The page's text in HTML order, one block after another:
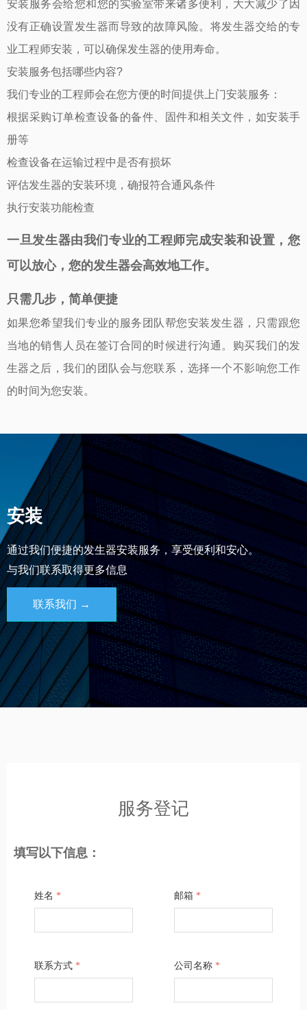
安装服务会给您和您的实验室带来诸多便利，大大减少了因
没有正确设置发生器而导致的故障风险。将发生器交给的专
业工程师安装，可以确保发生器的使用寿命。
安装服务包括哪些内容?
我们专业的工程师会在您方便的时间提供上门安装服务：
根据采购订单检查设备的备件、固件和相关文件，如安装手
册等
检查设备在运输过程中是否有损坏
评估发生器的安装环境，确报符合通风条件
执行安装功能检查
一旦发生器由我们专业的工程师完成安装和设置，您
可以放心，您的发生器会高效地工作。
只需几步，简单便捷
如果您希望我们专业的服务团队帮您安装发生器，只需跟您
当地的销售人员在签订合同的时候进行沟通。购买我们的发
生器之后，我们的团队会与您联系，选择一个不影响您工作
的时间为您安装。
服务登记
填写以下信息：
姓名 * 邮箱 *
联系方式 * 公司名称 *
安装
通过我们便捷的发生器安装服务，享受便利和安心。
与我们联系取得更多信息
联系我们 →